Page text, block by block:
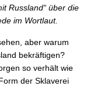
Russland“ über die
im Wortlaut.
aber warum
bekräftigen?
so verhält wie
der Sklaverei